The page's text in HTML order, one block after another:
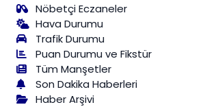
Nöbetçi Eczaneler
Hava Durumu
Trafik Durumu
Puan Durumu ve Fikstür
Tüm Manşetler
Son Dakika Haberleri
Haber Arşivi